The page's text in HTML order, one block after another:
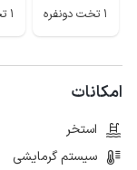
1 تخت دونفره 1 تخت دونفره
امکانات
استخر
سیستم گرمایشی